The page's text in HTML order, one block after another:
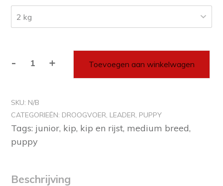
€67,95
-
Breed
+ Toevoegen aan winkelwagen
SKU: N/B
CATEGORIEËN: DROOGVOER, LEADER, PUPPY
Tags: junior, kip, kip en rijst, medium breed,
puppy
Beschrijving